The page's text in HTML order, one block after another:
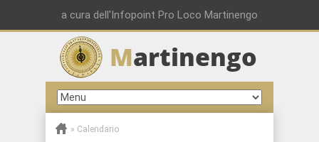
a cura dell'Infopoint Pro Loco Martinengo
Martinengo
» Calendario